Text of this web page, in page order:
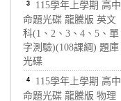
3 115學年上學期 高中
命題光碟 龍騰版 英文
科(1、2、3、4、5、單
字測驗)(108課綱) 題庫
光碟
4 115學年上學期 高中
命題光碟 龍騰版 物理